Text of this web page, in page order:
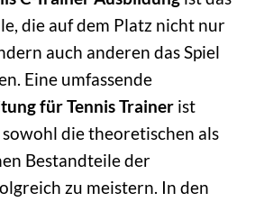
die auf dem Platz nicht nur
auch anderen das Spiel
Eine umfassende
für Tennis Trainer ist
die theoretischen als
Bestandteile der
zu meistern. In den